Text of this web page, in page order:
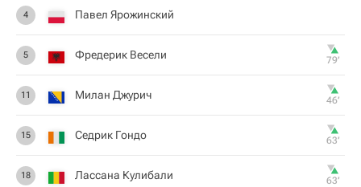
4 Павел Ярожинский
5 Фредерик Весели 79‎’‎
11 Милан Джурич 46‎’‎
15 Седрик Гондо 63‎’‎
18 Лассана Кулибали 63‎’‎